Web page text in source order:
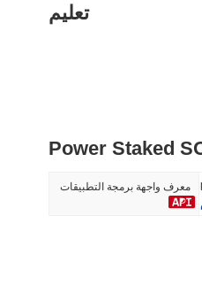
#851
تعليم
معرف واجهة برمجة التطبيقات